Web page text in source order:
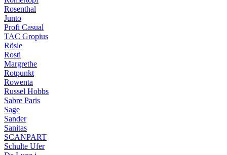
Rosenthal
Junto
Profi Casual
TAC Gropius
Rösle
Rosti
Margrethe
Rotpunkt
Rowenta
Russel Hobbs
Sabre Paris
Sage
Sander
Sanitas
SCANPART
Schulte Ufer